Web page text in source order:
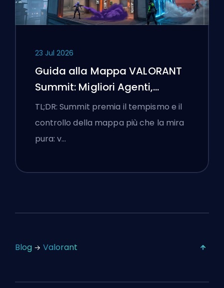
23 Jul 2026
Guida alla Mappa VALORANT
Summit: Migliori Agenti,
Chiamate e Fumogeni
TL;DR: Summit premia il tempismo e il
controllo della mappa più che la mira
pura: v…
Blog Valorant